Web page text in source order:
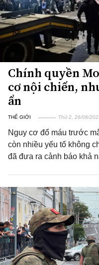
Chính quyền
cơ nội chiến,
ẩn
THẾ GIỚI Thứ 2, 26/06/
Nguy cơ đổ máu trước
còn nhiều yếu tố không
đã đưa ra cảnh báo khả